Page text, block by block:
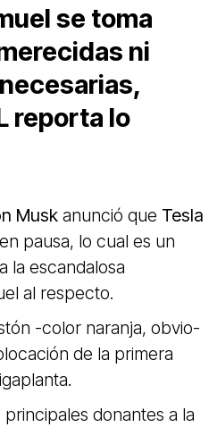
se toma
ni
reporta lo
Musk anunció que Tesla
pausa, lo cual es un
la escandalosa
al respecto.
-color naranja, obvio-
de la primera
donantes a la